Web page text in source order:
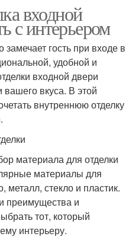
входной
с интерьером
гость при входе в
удобной и
входной двери
вашего вкуса. В этой
внутреннюю отделку
материала для отделки
материалы для
металл, стекло и пластик.
преимущества и
тот, который
интерьеру.